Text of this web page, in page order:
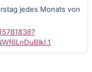
jedes Monats von